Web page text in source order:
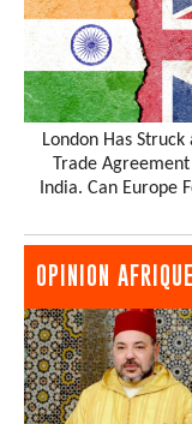
London Has Struck
Trade
India. Can Europe
OPINION